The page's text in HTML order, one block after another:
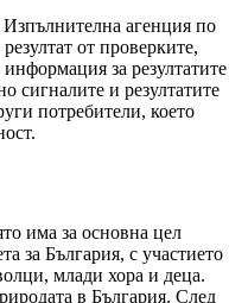
агенция по
от проверките,
за резултатите
сигналите и резултатите
потребители, което
има за основна цел
за България, с участието
млади хора и деца.
в България. След